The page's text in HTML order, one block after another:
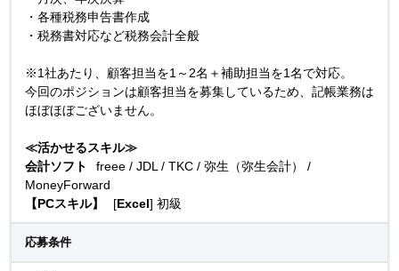
・各種税務申告書作成
・税務書対応など税務会計全般
※1社あたり、顧客担当を1～2名＋補助担当を1名で対応。
今回のポジションは顧客担当を募集しているため、記帳業務は
ほぼほぼございません。
≪活かせるスキル≫
会計ソフト
freee / JDL / TKC / 弥生（弥生会計） /
MoneyForward
【PCスキル】
[Excel] 初級
応募条件